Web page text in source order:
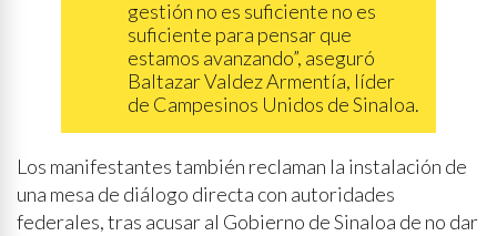
gestión no es suficiente no es
suficiente para pensar que
estamos avanzando”, aseguró
Baltazar Valdez Armentía, líder
de Campesinos Unidos de Sinaloa.
Los manifestantes también reclaman la instalación de
una mesa de diálogo directa con autoridades
federales, tras acusar al Gobierno de Sinaloa de no dar